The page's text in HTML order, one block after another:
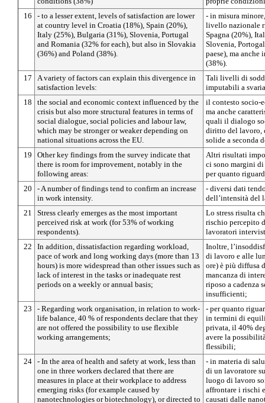
16
- to a lesser extent, levels of satisfaction are lower
at country level in Croatia (18%), Spain (20%),
Italy (25%), Bulgaria (31%), Slovenia, Portugal
and Romania (32% for each), but also in Slovakia
(36%) and Poland (38%).
- in misura
livello nazionale
Spagna (20%),
Slovenia,
paese), ma
(38%).
17
A variety of factors can explain this divergence in
satisfaction levels:
Tali livelli di
imputabili a
18
the social and economic context influenced by the
crisis but also more structural features in terms of
social dialogue, social policies and labour law,
which may be stronger or weaker depending on
national situations across the EU.
il contesto socio-
ma anche
quali il dialogo
diritto del lavoro,
solide a seconda
19
Other key findings from the survey indicate that
there is room for improvement, notably in the
following areas:
Altri risultati
ci sono margini
per quanto
20
- A number of findings tend to confirm an increase
in work intensity.
- diversi dati
dell’intensità del
21
Stress clearly emerges as the most important
perceived risk at work (for 53% of working
respondents).
Lo stress risulta
rischio percepito
lavoratori
22
In addition, dissatisfaction regarding workload,
pace of work and long working days (more than 13
hours) is more widespread than other issues such as
lack of interest in the tasks or inadequate rest
periods on a weekly or annual basis;
Inoltre,
di lavoro e alle
ore) è più diffusa
mancanza di
riposo a cadenza
insufficienti;
23
- Regarding work organisation, in relation to work-
life balance, 40 % of respondents declare that they
are not offered the possibility to use flexible
working arrangements;
- per quanto
in termini di
privata, il 40%
avere la
flessibili;
24 - In the area of health and safety at work, less than
one in three workers declared that there are
measures in place at their workplace to address
emerging risks (for example caused by
nanotechnologies or biotechnology), or directed to
- in materia di
di un lavoratore
luogo di lavoro
affrontare i rischi
causati dalle